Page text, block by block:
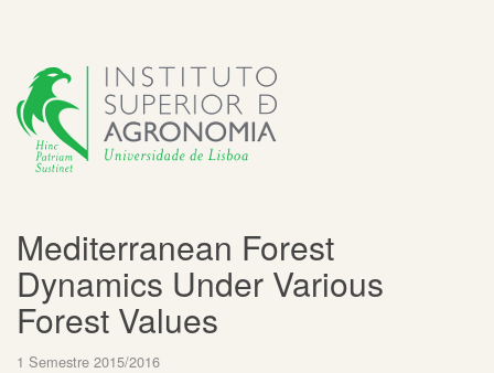
Mediterranean Forest
Dynamics Under Various
Forest Values
1 Semestre 2015/2016